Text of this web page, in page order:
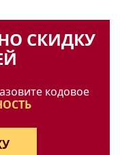
СКИДКУ
кодовое